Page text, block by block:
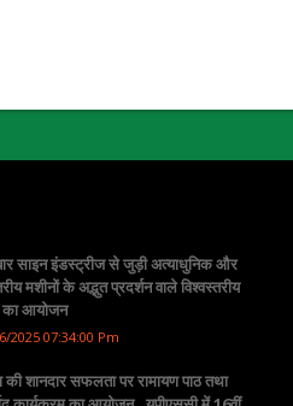
साइन इंडस्ट्रीज से जुड़ी अत्याधुनिक और
मशीनों के अद्भुत प्रदर्शन वाले विश्वस्तरीय
का आयोजन
2025 07:34:00 Pm
की शानदार सफलता पर रामायण पाठ तथा